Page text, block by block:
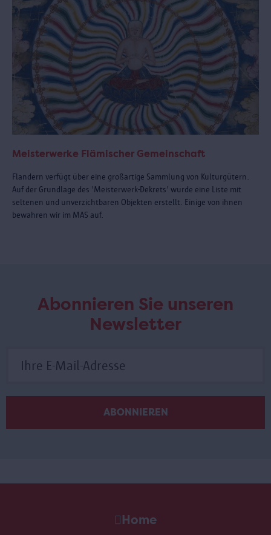
Meisterwerke Flämischer Gemeinschaft
Flandern verfügt über eine großartige Sammlung von Kulturgütern.
Auf der Grundlage des 'Meisterwerk-Dekrets' wurde eine Liste mit
seltenen und unverzichtbaren Objekten erstellt. Einige von ihnen
bewahren wir im MAS auf.
Abonnieren Sie unseren
Newsletter
Home